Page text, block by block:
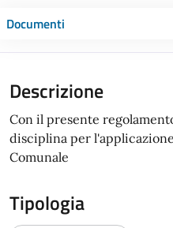
Documenti
Descrizione
Con il presente
disciplina per
Comunale
Tipologia